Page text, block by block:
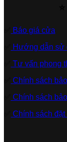
Báo giá cửa
Hướng dẫn sử
Tư vấn phong
Chính sách
Chính sách
Chính sách